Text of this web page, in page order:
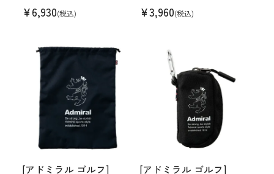
¥6,930(税込) ¥3,960(税込)
[アドミラル ゴルフ]
[アドミラル ゴルフ]